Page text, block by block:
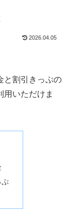
2026.04.05
と割引きっぷの
用いただけま
ぷ